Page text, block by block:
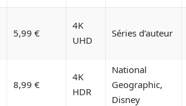
5,99 €
4K
UHD
Séries d’auteur
8,99 €
4K
HDR
National
Geographic,
Disney